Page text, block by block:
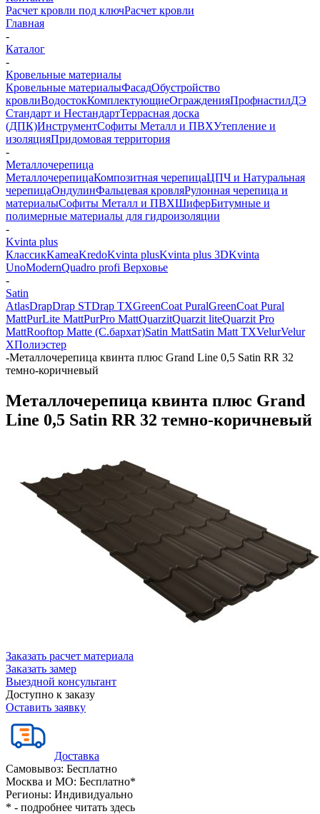
Расчет кровли под ключРасчет кровли
Главная
-
Каталог
-
Кровельные материалы
Кровельные материалыФасадОбустройство
кровлиВодостокКомплектующиеОгражденияПрофнастилДЭ
Стандарт и НестандартТеррасная доска
(ДПК)ИнструментСофиты Металл и ПВХУтепление и
изоляцияПридомовая территория
-
Металлочерепица
МеталлочерепицаКомпозитная черепицаЦПЧ и Натуральная
черепицаОндулинФальцевая кровляРулонная черепица и
материалыСофиты Металл и ПВХШиферБитумные и
полимерные материалы для гидроизоляции
-
Kvinta plus
КлассикKameaKredoKvinta plusKvinta plus 3DKvinta
UnoModernQuadro profi Верховье
-
Satin
AtlasDrapDrap STDrap TXGreenСoat PuralGreenСoat Pural
MattPurLite MattPurPro MattQuarzitQuarzit liteQuarzit Pro
MattRooftop Matte (С.бархат)Satin MattSatin Matt TXVelurVelur
XПолиэстер
-Металлочерепица квинта плюс Grand Line 0,5 Satin RR 32
темно-коричневый
Металлочерепица квинта плюс Grand
Line 0,5 Satin RR 32 темно-коричневый
Заказать расчет материала
Заказать замер
Выездной консультант
Доступно к заказу
Оставить заявку
Доставка
Самовывоз: Бесплатно
Москва и МО: Бесплатно*
Регионы: Индивидуально
* - подробнее читать здесь